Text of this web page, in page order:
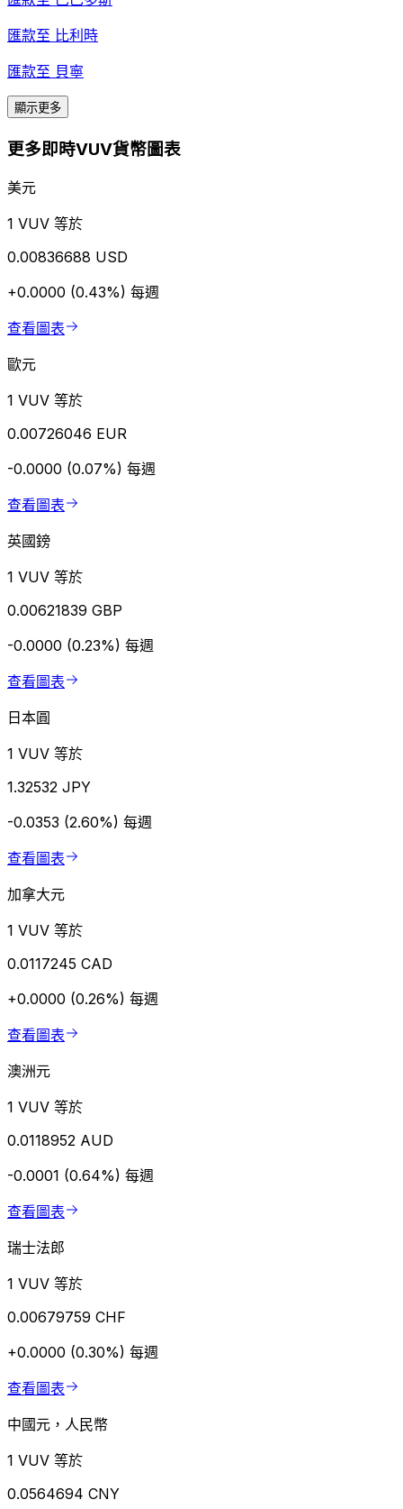
匯款至 比利時
匯款至 貝寧
顯示更多
更多即時VUV貨幣圖表
美元
1 VUV 等於
0.00836688 USD
+0.0000 (0.43%) 每週
查看圖表
歐元
1 VUV 等於
0.00726046 EUR
-0.0000 (0.07%) 每週
查看圖表
英國鎊
1 VUV 等於
0.00621839 GBP
-0.0000 (0.23%) 每週
查看圖表
日本圓
1 VUV 等於
1.32532 JPY
-0.0353 (2.60%) 每週
查看圖表
加拿大元
1 VUV 等於
0.0117245 CAD
+0.0000 (0.26%) 每週
查看圖表
澳洲元
1 VUV 等於
0.0118952 AUD
-0.0001 (0.64%) 每週
查看圖表
瑞士法郎
1 VUV 等於
0.00679759 CHF
+0.0000 (0.30%) 每週
查看圖表
中國元，人民幣
1 VUV 等於
0.0564694 CNY